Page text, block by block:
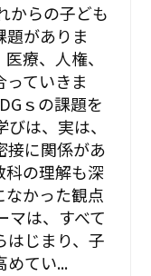
からの子ども
題がありま
療、人権、
ていきま
ｓの課題を
は、実は、
接に関係があ
科の理解も深
なかった観点
マは、すべて
はじまり、子
めてい...